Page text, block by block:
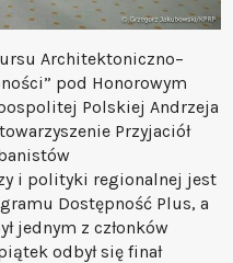
Architektoniczno–
pod Honorowym
Polskiej Andrzeja
Przyjaciół
i polityki regionalnej jest
Dostępność Plus, a
jednym z członków
odbył się finał